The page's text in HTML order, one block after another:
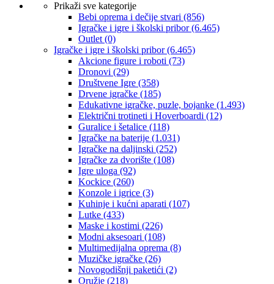
Prikaži sve kategorije
Bebi oprema i dečije stvari (856)
Igračke i igre i školski pribor(6.465)
Outlet (0)
Igračke i igre i školski pribor(6.465)
Akcione figure i roboti (73)
Dronovi (29)
Društvene Igre (358)
Drvene igračke (185)
Edukativne igračke, puzle, bojanke (1.493)
Električni trotineti i Hoverboardi (12)
Guralice i šetalice (118)
Igračke na baterije (1.031)
Igračke na daljinski (252)
‎Igračke za dvorište (108)
Igre uloga (92)
Kockice (260)
Konzole i igrice (3)
Kuhinje i kućni aparati (107)
Lutke (433)
Maske i kostimi (226)
Modni aksesoari (108)
Multimedijalna oprema (8)
Muzičke igračke (26)
Novogodišnji paketići (2)
Oružje (218)